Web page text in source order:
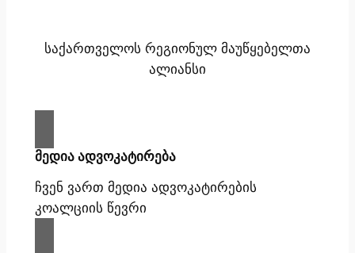
საქართველოს რეგიონულ მაუწყებელთა
ალიანსი
მედია ადვოკატირება
ჩვენ ვართ მედია ადვოკატირების
კოალციის წევრი